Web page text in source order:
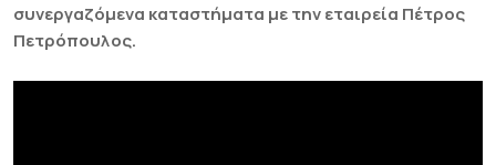
συνεργαζόμενα καταστήματα με την εταιρεία Πέτρος
Πετρόπουλος.